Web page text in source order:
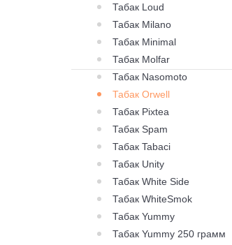
Табак Loud
Табак Milano
Табак Minimal
Табак Molfar
Табак Nasomoto
Табак Orwell
Табак Pixtea
Табак Spam
Табак Tabaci
Табак Unity
Табак White Side
Табак WhiteSmok
Табак Yummy
Табак Yummy 250 грамм
Табак Orwell Strong Mix